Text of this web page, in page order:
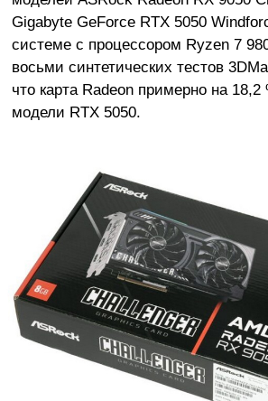
Gigabyte GeForce RTX 5050
системе с процессором Ryzen 7
восьми синтетических тестов
что карта Radeon примерно на
модели RTX 5050.